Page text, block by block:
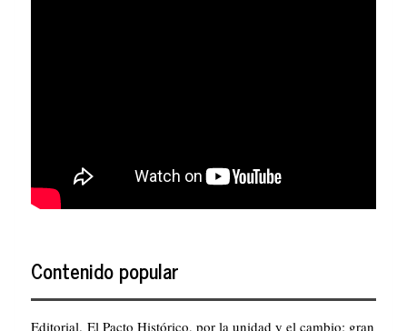
Contenido popular
Editorial. El Pacto Histórico, por la unidad y el cambio: gran